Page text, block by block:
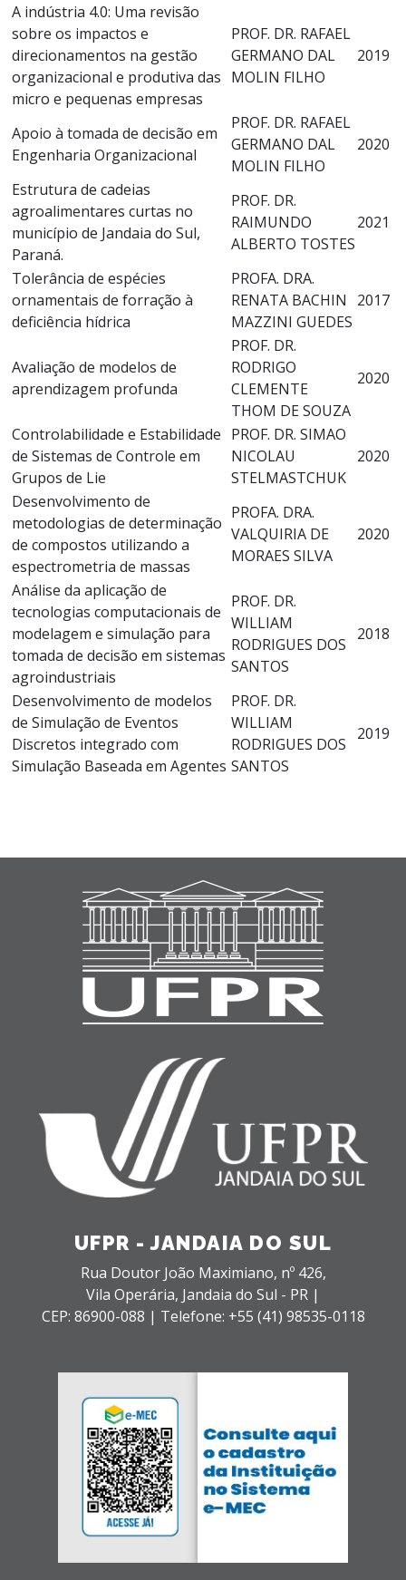
A indústria 4.0: Uma revisão
sobre os impactos e
direcionamentos na gestão
organizacional e produtiva das
micro e pequenas empresas
PROF. DR. RAFAEL
GERMANO DAL
MOLIN FILHO
2019
Apoio à tomada de decisão em
Engenharia Organizacional
PROF. DR. RAFAEL
GERMANO DAL
MOLIN FILHO
2020
Estrutura de cadeias
agroalimentares curtas no
município de Jandaia do Sul,
Paraná.
PROF. DR.
RAIMUNDO
ALBERTO TOSTES
2021
Tolerância de espécies
ornamentais de forração à
deficiência hídrica
PROFA. DRA.
RENATA BACHIN
MAZZINI GUEDES
2017
Avaliação de modelos de
aprendizagem profunda
PROF. DR.
RODRIGO
CLEMENTE
THOM DE SOUZA
2020
Controlabilidade e Estabilidade
de Sistemas de Controle em
Grupos de Lie
PROF. DR. SIMAO
NICOLAU
STELMASTCHUK
2020
Desenvolvimento de
metodologias de determinação
de compostos utilizando a
espectrometria de massas
PROFA. DRA.
VALQUIRIA DE
MORAES SILVA
2020
Análise da aplicação de
tecnologias computacionais de
modelagem e simulação para
tomada de decisão em sistemas
agroindustriais
PROF. DR.
WILLIAM
RODRIGUES DOS
SANTOS
2018
Desenvolvimento de modelos
de Simulação de Eventos
Discretos integrado com
Simulação Baseada em Agentes
PROF. DR.
WILLIAM
RODRIGUES DOS
SANTOS
2019
UFPR - JANDAIA DO SUL
Rua Doutor João Maximiano, nº 426,
Vila Operária, Jandaia do Sul - PR |
CEP: 86900-088 | Telefone: +55 (41) 98535-0118